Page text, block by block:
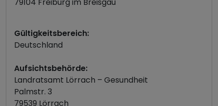
Gültigkeitsbereich:
Deutschland
Aufsichtsbehörde:
Landratsamt Lörrach – Gesundheit
Palmstr. 3
79539 Lörrach